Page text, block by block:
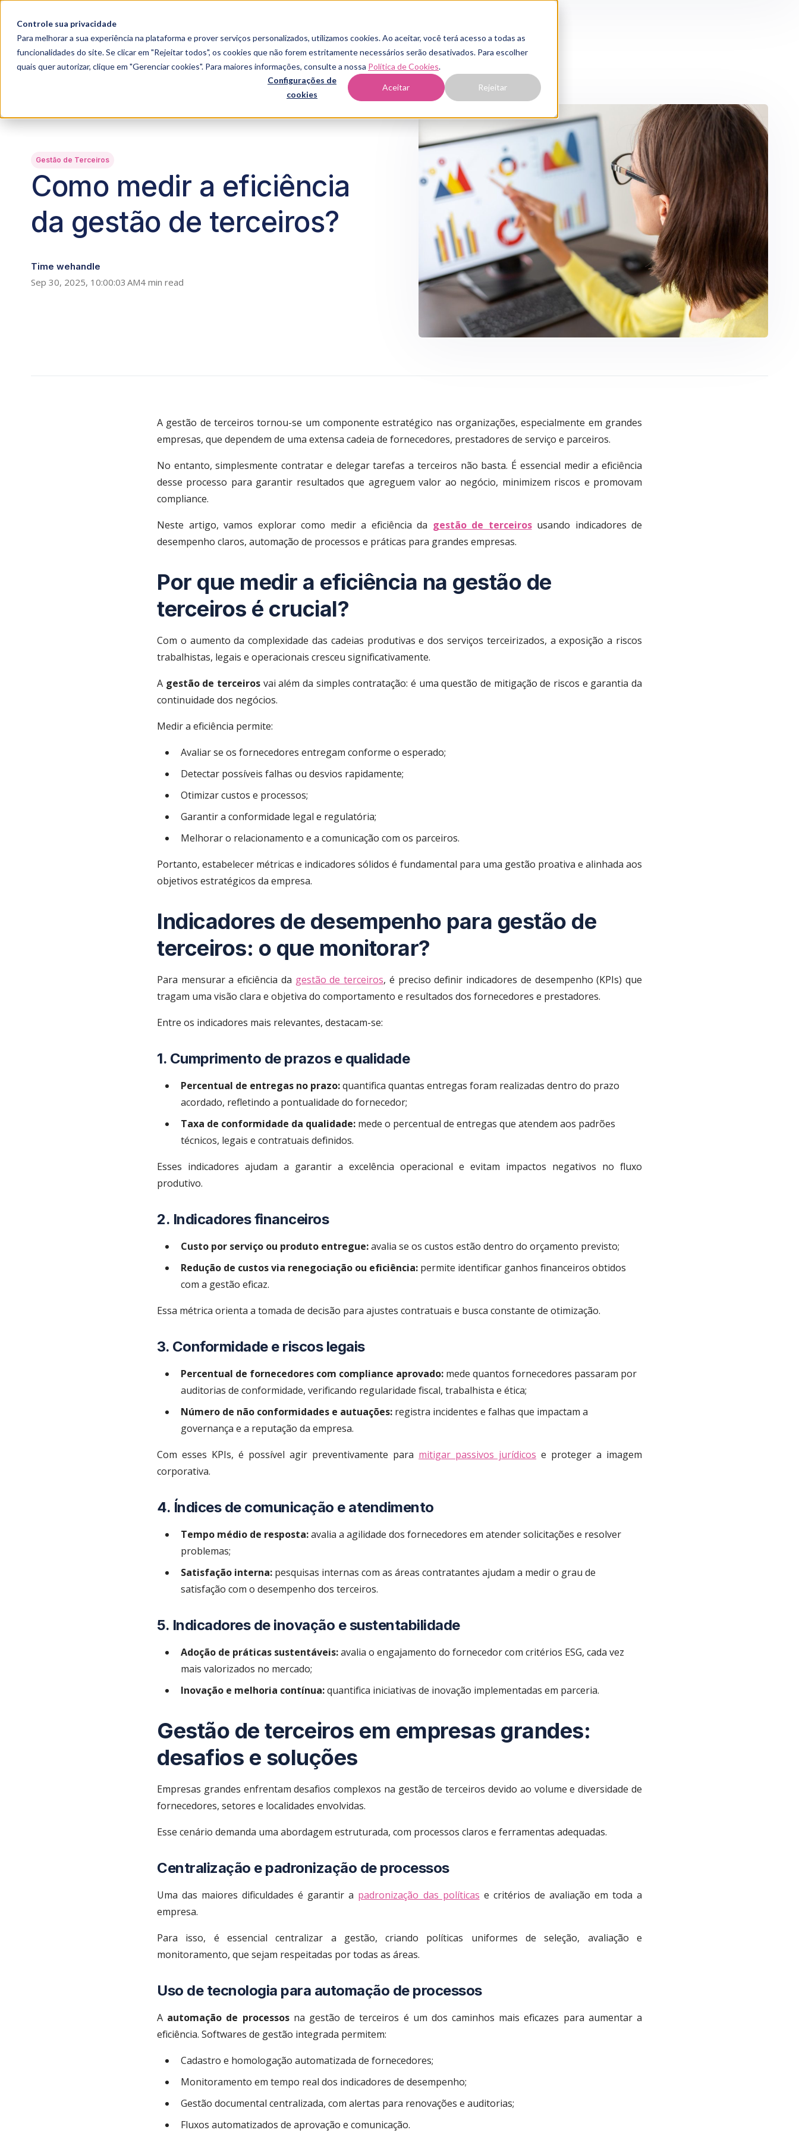
Controle sua privacidade
Para melhorar a sua experiência na plataforma e prover serviços personalizados, utilizamos cookies. Ao aceitar, você terá acesso a todas as
funcionalidades do site. Se clicar em "Rejeitar todos", os cookies que não forem estritamente necessários serão desativados. Para escolher
quais quer autorizar, clique em "Gerenciar cookies". Para maiores informações, consulte a nossa Política de Cookies.
Configurações de
cookies
Aceitar Rejeitar
Gestão de Terceiros
Como medir a eficiência
da gestão de terceiros?
Time wehandle
Sep 30, 2025, 10:00:03 AM4 min read
A gestão de terceiros tornou-se um componente estratégico nas organizações, especialmente em grandes
empresas, que dependem de uma extensa cadeia de fornecedores, prestadores de serviço e parceiros.
No entanto, simplesmente contratar e delegar tarefas a terceiros não basta. É essencial medir a eficiência
desse processo para garantir resultados que agreguem valor ao negócio, minimizem riscos e promovam
compliance.
Neste artigo, vamos explorar como medir a eficiência da gestão de terceirosusando indicadores de
desempenho claros, automação de processos e práticas para grandes empresas.
Por que medir a eficiência na gestão de
terceiros é crucial?
Com o aumento da complexidade das cadeias produtivas e dos serviços terceirizados, a exposição a riscos
trabalhistas, legais e operacionais cresceu significativamente.
A gestão de terceiros vai além da simples contratação: é uma questão de mitigação de riscos e garantia da
continuidade dos negócios.
Medir a eficiência permite:
Avaliar se os fornecedores entregam conforme o esperado;
Detectar possíveis falhas ou desvios rapidamente;
Otimizar custos e processos;
Garantir a conformidade legal e regulatória;
Melhorar o relacionamento e a comunicação com os parceiros.
Portanto, estabelecer métricas e indicadores sólidos é fundamental para uma gestão proativa e alinhada aos
objetivos estratégicos da empresa.
Indicadores de desempenho para gestão de
terceiros: o que monitorar?
Para mensurar a eficiência da gestão de terceiros, é preciso definir indicadores de desempenho (KPIs) que
tragam uma visão clara e objetiva do comportamento e resultados dos fornecedores e prestadores.
Entre os indicadores mais relevantes, destacam-se:
1. Cumprimento de prazos e qualidade
Percentual de entregas no prazo:quantifica quantas entregas foram realizadas dentro do prazo
acordado, refletindo a pontualidade do fornecedor;
Taxa de conformidade da qualidade: mede o percentual de entregas que atendem aos padrões
técnicos, legais e contratuais definidos.
Esses indicadores ajudam a garantir a excelência operacional e evitam impactos negativos no fluxo
produtivo.
2. Indicadores financeiros
Custo por serviço ou produto entregue:avalia se os custos estão dentro do orçamento previsto;
Redução de custos via renegociação ou eficiência: permite identificar ganhos financeiros obtidos
com a gestão eficaz.
Essa métrica orienta a tomada de decisão para ajustes contratuais e busca constante de otimização.
3. Conformidade e riscos legais
Percentual de fornecedores com compliance aprovado: mede quantos fornecedores passaram por
auditorias de conformidade, verificando regularidade fiscal, trabalhista e ética;
Número de não conformidades e autuações: registra incidentes e falhas que impactam a
governança e a reputação da empresa.
Com esses KPIs, é possível agir preventivamente para mitigar passivos jurídicos e proteger a imagem
corporativa.
4. Índices de comunicação e atendimento
Tempo médio de resposta:avalia a agilidade dos fornecedores em atender solicitações e resolver
problemas;
Satisfação interna: pesquisas internas com as áreas contratantes ajudam a medir o grau de
satisfação com o desempenho dos terceiros.
5. Indicadores de inovação e sustentabilidade
Adoção de práticas sustentáveis:avalia o engajamento do fornecedor com critérios ESG, cada vez
mais valorizados no mercado;
Inovação e melhoria contínua:quantifica iniciativas de inovação implementadas em parceria.
Gestão de terceiros em empresas grandes:
desafios e soluções
Empresas grandes enfrentam desafios complexos na gestão de terceiros devido ao volume e diversidade de
fornecedores, setores e localidades envolvidas.
Esse cenário demanda uma abordagem estruturada, com processos claros e ferramentas adequadas.
Centralização e padronização de processos
Uma das maiores dificuldades é garantir a padronização das políticas e critérios de avaliação em toda a
empresa.
Para isso, é essencial centralizar a gestão, criando políticas uniformes de seleção, avaliação e
monitoramento, que sejam respeitadas por todas as áreas.
Uso de tecnologia para automação de processos
A automação de processosna gestão de terceiros é um dos caminhos mais eficazes para aumentar a
eficiência. Softwares de gestão integrada permitem:
Cadastro e homologação automatizada de fornecedores;
Monitoramento em tempo real dos indicadores de desempenho;
Gestão documental centralizada, com alertas para renovações e auditorias;
Fluxos automatizados de aprovação e comunicação.